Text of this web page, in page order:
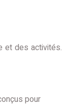
et des activités.
pour